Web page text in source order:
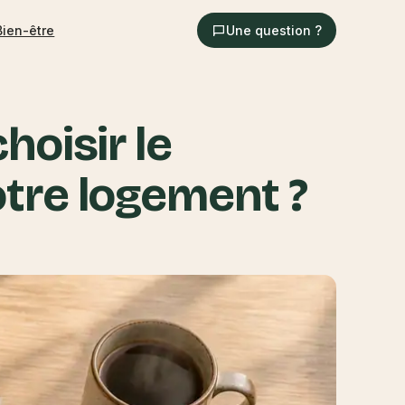
être Une question ?
le
logement ?